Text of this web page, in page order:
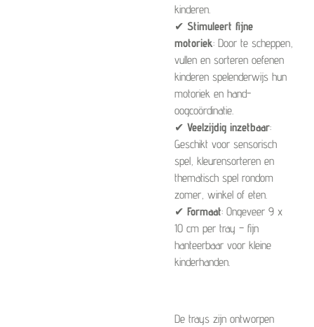
kinderen.
✔ Stimuleert fijne
motoriek: Door te scheppen,
vullen en sorteren oefenen
kinderen spelenderwijs hun
motoriek en hand-
oogcoördinatie.
✔ Veelzijdig inzetbaar:
Geschikt voor sensorisch
spel, kleurensorteren en
thematisch spel rondom
zomer, winkel of eten.
✔ Formaat: Ongeveer 9 x
10 cm per tray – fijn
hanteerbaar voor kleine
kinderhanden.
De trays zijn ontworpen